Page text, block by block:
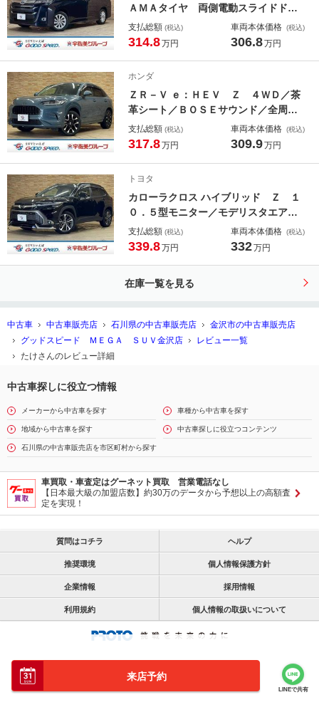
来店予約
LINEで共有
ＡＭＡタイヤ 両側電動スライドド
ア シートヒーター 追従クルコン
純正ディスプレイオーディオ カープ
シートヒーター
支払総額 (税込)
314.8万円
車両本体価格 (税込)
306.8万円
ホンダ
ＺＲ－Ｖ ｅ：ＨＥＶ Ｚ ４ＷＤ／茶
革シート／ＢＯＳＥサウンド／全周囲
カメラ／クリアランスソナー／パワー
シート／シートヒーター／ステアリン
リモコン／ＥＴＣ
支払総額 (税込)
317.8万円
車両本体価格 (税込)
309.9万円
トヨタ
カローラクロス ハイブリッド Ｚ １
０．５型モニター／モデリスタエアロ
／カープレイ対応／シートヒーター／
レーダークルーズコントロール／Ｂｌ
／衝突軽減／レーンキープ
支払総額 (税込)
339.8万円
車両本体価格 (税込)
332万円
在庫一覧を見る
中古車 中古車販売店 石川県の中古車販売店
金沢市の中古車販売店
グッドスピード ＭＥＧＡ ＳＵＶ金沢店
レビュー一覧
たけさんのレビュー詳細
中古車探しに役立つ情報
メーカーから中古車を探す 車種から中古車を探す
地域から中古車を探す 中古車探しに役立つコンテンツ
石川県の中古車販売店を市区町村から探す
車買取・車査定はグーネット買取 営業電話なし
【日本最大級の加盟店数】約30万のデータから予想以上の高額査
定を実現！
質問はコチラ ヘルプ
推奨環境 個人情報保護方針
企業情報 採用情報
利用規約 個人情報の取扱いについて